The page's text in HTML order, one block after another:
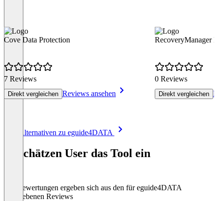
Cove Data Protection
7 Reviews
Direkt vergleichen Reviews ansehen
RecoveryManager
0 Reviews
Direkt vergleichen
Alle Alternativen zu eguide4DATA
So schätzen User das Tool ein
Die Bewertungen ergeben sich aus den für eguide4DATA
abgegebenen Reviews